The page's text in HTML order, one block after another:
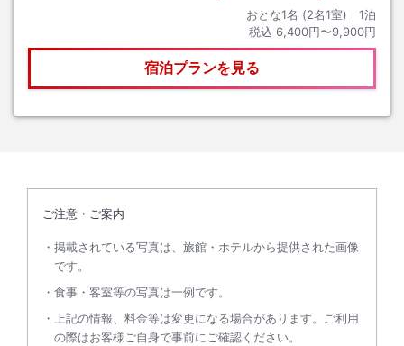
おとな1名 (2名1室)｜ 1泊
税込 6,400円〜9,900円
宿泊プランを見る
ご注意・ご案内
掲載されている写真は、旅館・ホテルから提供された画像
です。
食事・客室等の写真は一例です。
上記の情報、料金等は変更になる場合があります。ご利用
の際はお客様ご自身で事前にご確認ください。